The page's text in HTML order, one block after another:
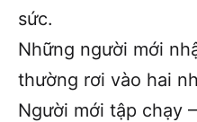
sức.
Những người mới
thường rơi vào hai
Người mới tập chạy